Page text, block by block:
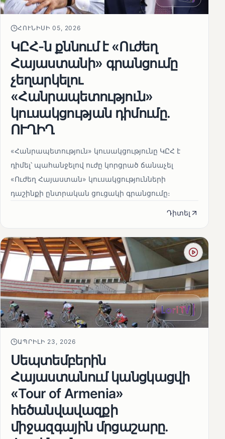
ՀՈՒՆԻՍԻ 05, 2026
ԿԸՀ-ն քննում է «Ուժեղ
Հայաստանի» գրանցումը
չեղարկելու
«Հանրապետություն»
կուսակցության դիմումը.
ՈՒՂԻՂ
«Հանրապետություն» կուսակցությունը ԿԸՀ է
դիմել՝ պահանջելով ուժը կորցրած ճանաչել
«Ուժեղ Հայաստան» կուսակցությունների
դաշինքի ընտրական ցուցակի գրանցումը։
Դիտել
ԱՊՐԻԼԻ 23, 2026
Սեպտեմբերին
Հայաստանում կանցկացվի
«Tour of Armenia»
հեծանվավազքի
միջազգային մրցաշարը.